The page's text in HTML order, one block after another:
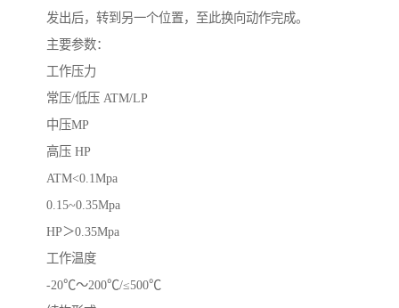
发出后，转到另一个位置，至此换向动作完成。
主要参数：
工作压力
常压/低压 ATM/LP
中压MP
高压 HP
ATM<0.1Mpa
0.15~0.35Mpa
HP＞0.35Mpa
工作温度
-20℃～200℃/≤500℃